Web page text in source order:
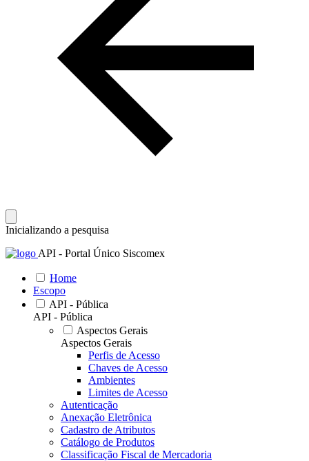
Inicializando a pesquisa
API - Portal Único Siscomex
Home
Escopo
API - Pública
API - Pública
Aspectos Gerais
Aspectos Gerais
Perfis de Acesso
Chaves de Acesso
Ambientes
Limites de Acesso
Autenticação
Anexação Eletrônica
Cadastro de Atributos
Catálogo de Produtos
Classificação Fiscal de Mercadoria